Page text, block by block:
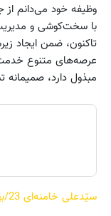
وظیفه خود می‌دانم از
با سخت‌کوشی و
تاکنون، ضمن ایجاد
عرصه‌های متنوع
مبذول دارد، صمیمانه
سیّدعلی خامنه‌ای 23/بهمن ماه/89